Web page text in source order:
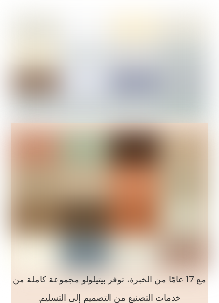
مع 17 عامًا من الخبرة، توفر بيتيلولو مجموعة كاملة من
خدمات التصنيع من التصميم إلى التسليم.